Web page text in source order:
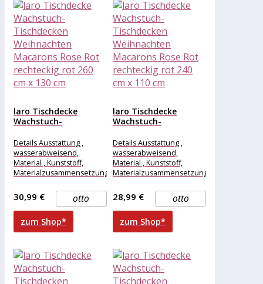
laro Tischdecke
Wachstuch-
Weihnachten
Macarons Rose Rot...
Details Ausstattung ,
wasserabweisend,
Material , Kunststoff,
Materialzusammensetzung
Gewicht Breite , 260 cm,
Länge , 130
otto
30,99 €
zum Shop*
laro Tischdecke
Wachstuch-
Weihnachten
Macarons Rose Rot...
Details Ausstattung ,
wasserabweisend,
Material , Kunststoff,
Materialzusammensetzung
Gewicht Breite , 240 cm,
Länge , 110
otto
28,99 €
zum Shop*